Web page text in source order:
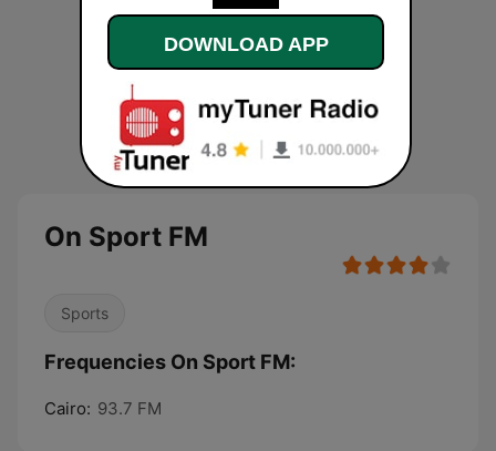
On Sport FM
Sports
Frequencies On Sport FM:
Cairo: 93.7 FM
DOWNLOAD APP